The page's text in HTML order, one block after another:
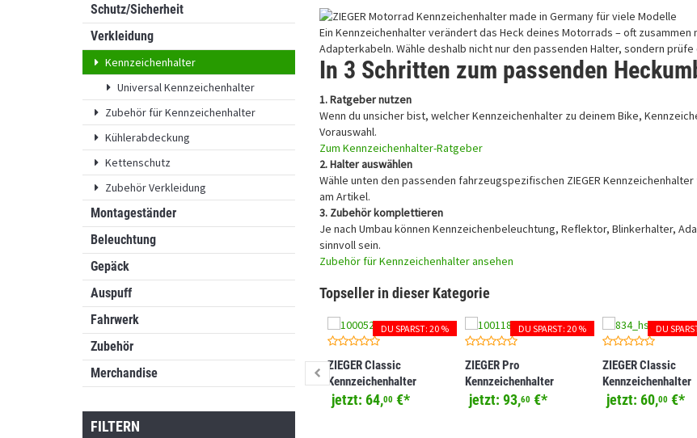
Schutz/Sicherheit
Verkleidung
Kennzeichenhalter
Universal Kennzeichenhalter
Zubehör für Kennzeichenhalter
Kühlerabdeckung
Kettenschutz
Zubehör Verkleidung
Montageständer
Beleuchtung
Gepäck
Auspuff
Fahrwerk
Zubehör
Merchandise
FILTERN
Ein Kennzeichenhalter verändert das Heck deines Motorrads – oft
Adapterkabeln. Wähle deshalb nicht nur den passenden Halter, sondern
In 3 Schritten zum passenden
1. Ratgeber nutzen
Wenn du unsicher bist, welcher Kennzeichenhalter zu deinem Bike,
Vorauswahl.
Zum Kennzeichenhalter-Ratgeber
2. Halter auswählen
Wähle unten den passenden fahrzeugspezifischen ZIEGER
am Artikel.
3. Zubehör komplettieren
Je nach Umbau können Kennzeichenbeleuchtung, Reflektor, Blinkerhalter,
sinnvoll sein.
Zubehör für Kennzeichenhalter ansehen
Topseller in dieser Kategorie
ZIEGER Classic
Kennzeichenhalter
kompatibel mit KTM 690
jetzt: 64,00 €*
DU SPARST: 20 %
ZIEGER Pro
Kennzeichenhalter
kompatibel mit CFMOTO
jetzt: 93,60 €*
DU SPARST: 20 %
ZIEGER Classic
Kennzeichenhalter
kompatibel mit
jetzt: 60,00 €*
DU